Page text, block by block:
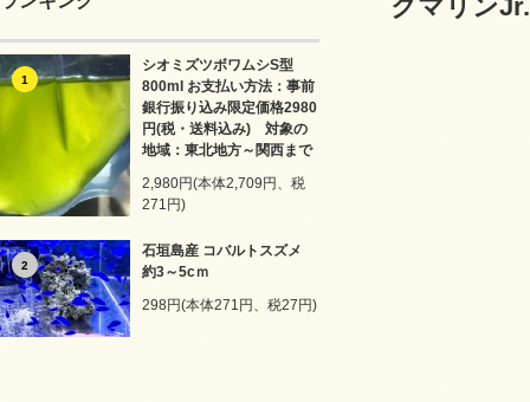
1
シオミズツボワムシS型
800ml お支払い方法：事前
銀行振り込み限定価格2980
円(税・送料込み) 対象の
地域：東北地方～関西まで
2,980円(本体2,709円、税
271円)
2
石垣島産 コバルトスズメ
約3～5cｍ
298円(本体271円、税27円)
クマリン